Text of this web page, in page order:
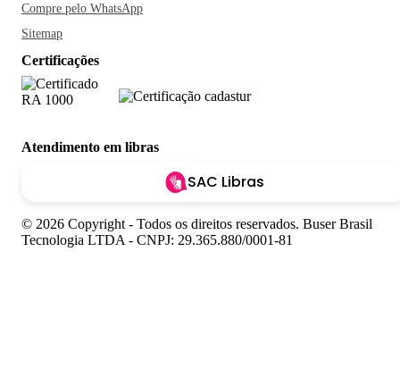
Compre pelo WhatsApp
Sitemap
Certificações
Atendimento em libras
SAC Libras
© 2026 Copyright - Todos os direitos reservados. Buser Brasil
Tecnologia LTDA - CNPJ: 29.365.880/0001-81